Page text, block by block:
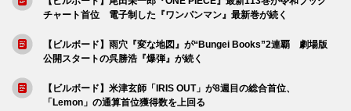
チャート首位 電子制した『ワンパンマン』最新巻が続く
【ビルボード】雨穴『変な地図』が“Bungei Books”2連覇 劇場版
公開スタートの呉勝浩『爆弾』が続く
【ビルボード】米津玄師「IRIS OUT」が8週目の総合首位、
「Lemon」の通算首位獲得数を上回る